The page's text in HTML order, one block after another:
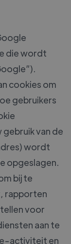
die wordt
cookies om
gebruikers
van de
wordt
opgeslagen.
bij te
rapporten
voor
aan te
activiteit en